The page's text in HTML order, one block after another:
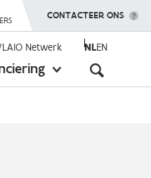
TOON MENU
CONTACTEER ONS
Netwerk NLEN
toon